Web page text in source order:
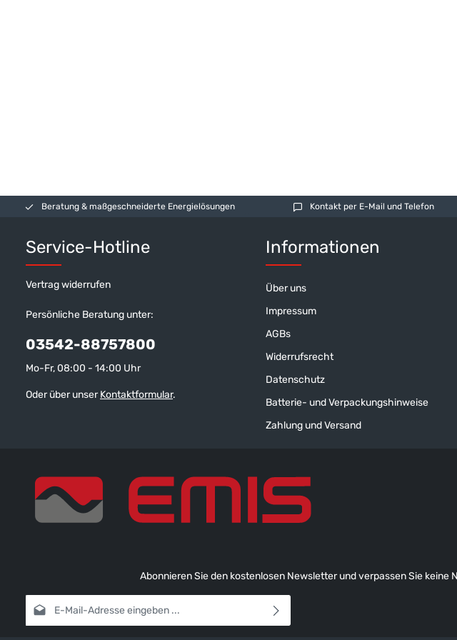
Beratung & maßgeschneiderte Energielösungen Kontakt per E-Mail und Telefon
Service-Hotline
Vertrag widerrufen
Persönliche Beratung unter:
03542-88757800
Mo-Fr, 08:00 - 14:00 Uhr
Oder über unserKontaktformular.
Informationen
Über uns
Impressum
AGBs
Widerrufsrecht
Datenschutz
Batterie- und Verpackungshinweise
Zahlung und Versand
Abonnieren Sie den kostenlosen Newsletter und verpassen Sie
E-Mail-Adresse*